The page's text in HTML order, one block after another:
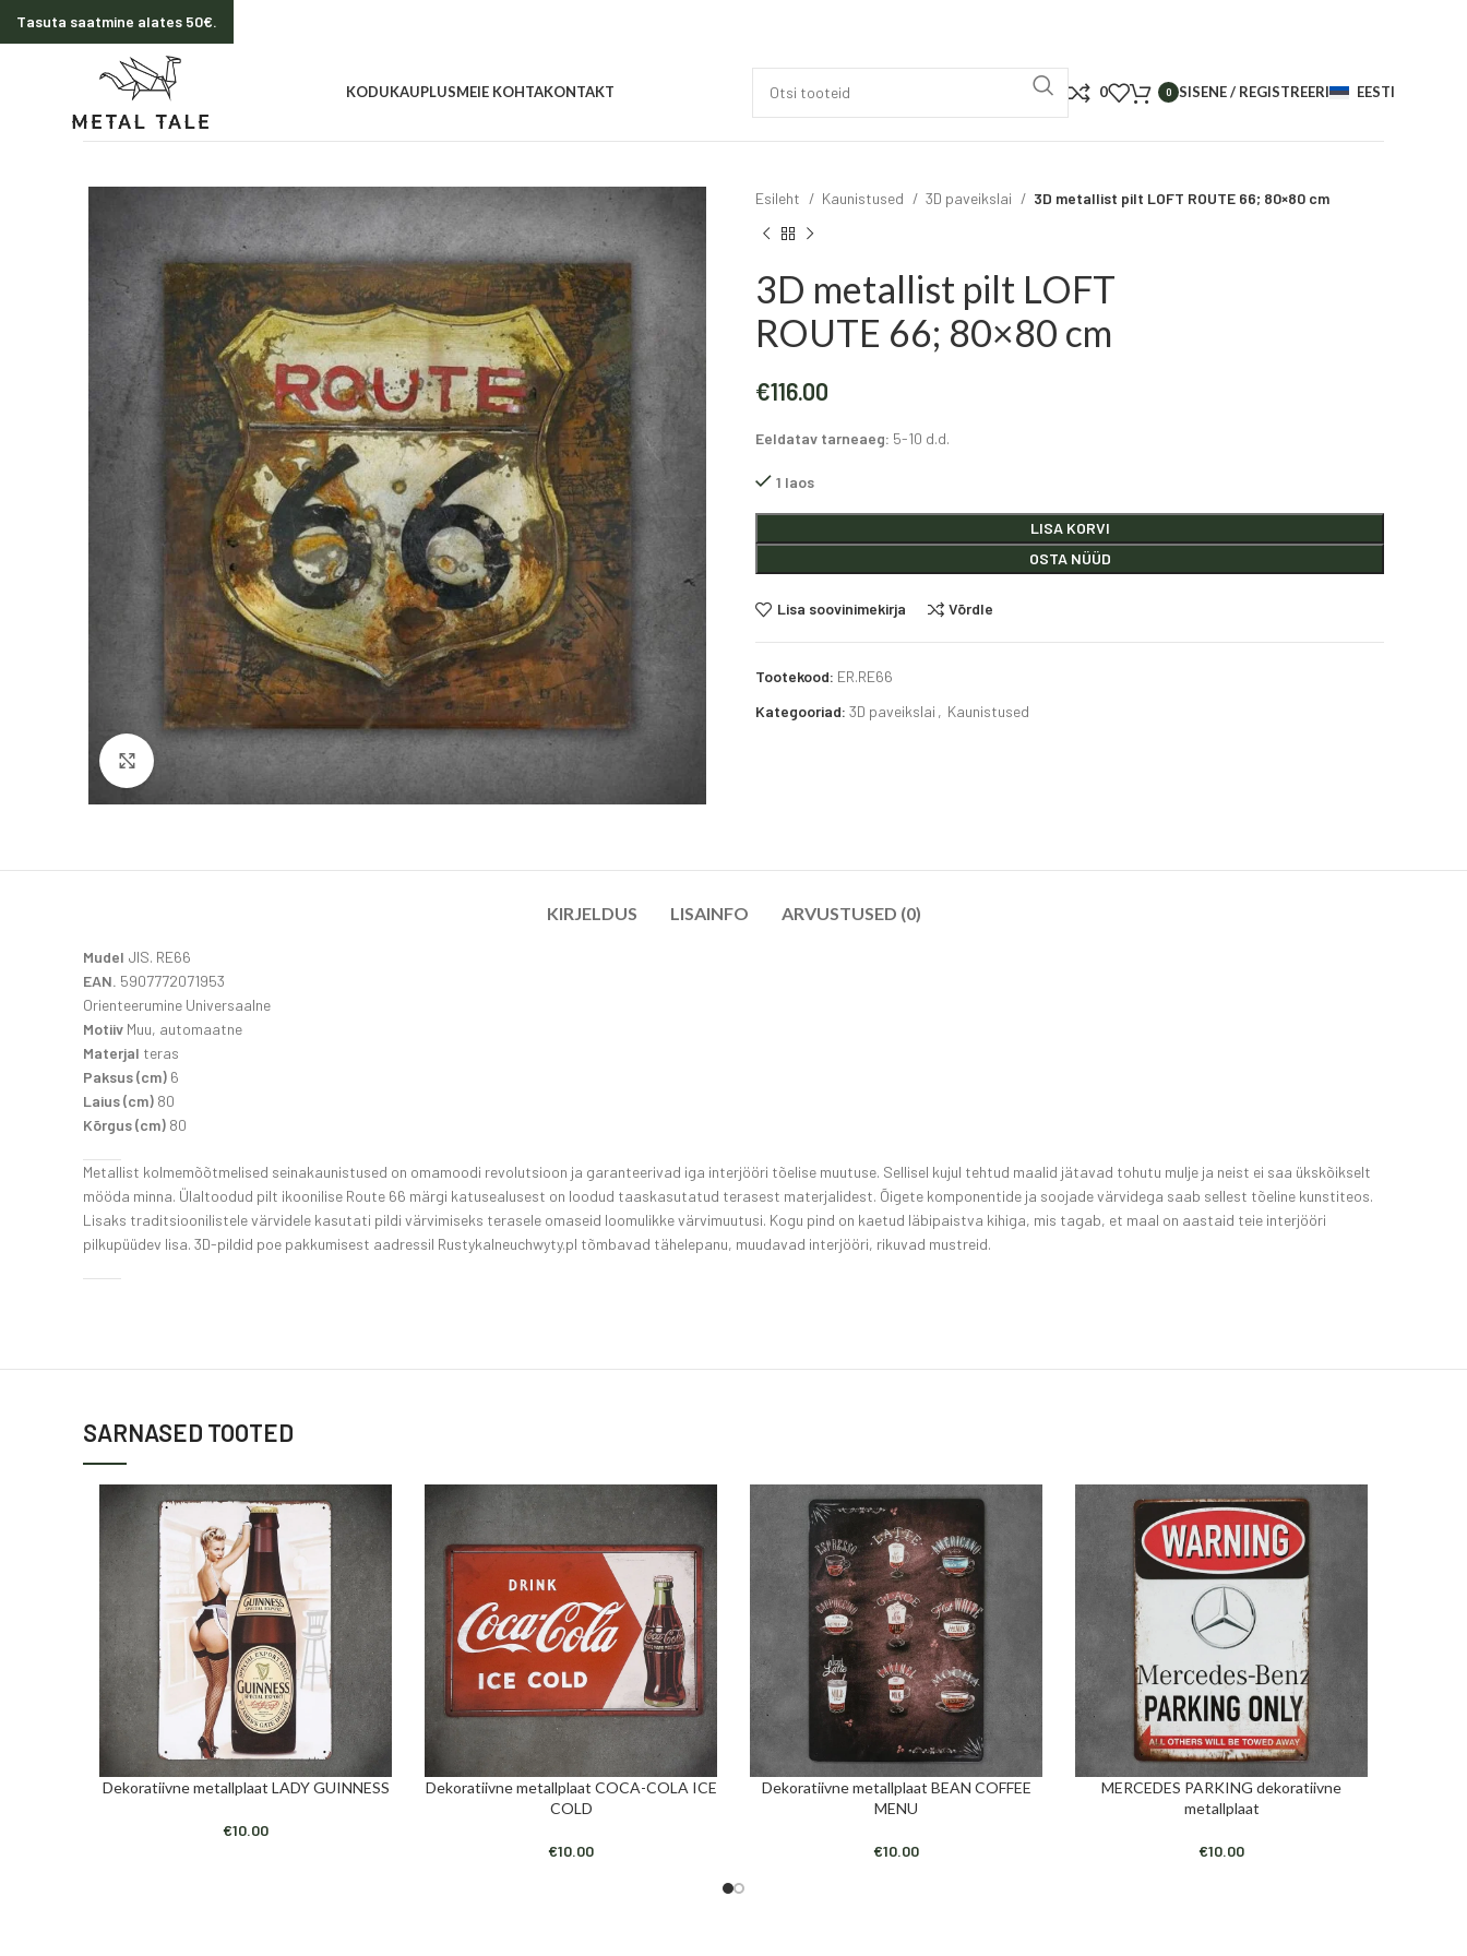
KODUKAUPLUSMEIE KOHTAKONTAKT 0 0 SISENE / REGISTREERI EESTI
Esileht Kaunistused 3D paveikslai 3D metallist pilt LOFT ROUTE 66; 80×80 cm
3D metallist pilt LOFT
ROUTE 66; 80×80 cm
€116.00
Eeldatav tarneaeg: 5-10 d.d.
1 laos
LISA KORVI
OSTA NÜÜD
Lisa soovinimekirja Võrdle
Tootekood: ER.RE66
Kategooriad: 3D paveikslai , Kaunistused
KIRJELDUS LISAINFO ARVUSTUSED (0)
Mudel JIS. RE66
EAN. 5907772071953
Orienteerumine Universaalne
Motiiv Muu, automaatne
Materjal teras
Paksus (cm) 6
Laius (cm) 80
Kõrgus (cm) 80
Metallist kolmemõõtmelised seinakaunistused on omamoodi revolutsioon ja garanteerivad iga interjööri tõelise muutuse. Sellisel kujul tehtud maalid jätavad tohutu mulje ja neist ei saa ükskõikselt
mööda minna. Ülaltoodud pilt ikoonilise Route 66 märgi katusealusest on loodud taaskasutatud terasest materjalidest. Õigete komponentide ja soojade värvidega saab sellest tõeline kunstiteos.
Lisaks traditsioonilistele värvidele kasutati pildi värvimiseks terasele omaseid loomulikke värvimuutusi. Kogu pind on kaetud läbipaistva kihiga, mis tagab, et maal on aastaid teie interjööri
pilkupüüdev lisa. 3D-pildid poe pakkumisest aadressil Rustykalneuchwyty.pl tõmbavad tähelepanu, muudavad interjööri, rikuvad mustreid.
SARNASED TOOTED
LISA KORVI
Dekoratiivne metallplaat LADY GUINNESS
€10.00
LISA KORVI
Dekoratiivne metallplaat COCA-COLA ICE
COLD
€10.00
LISA KORVI
Dekoratiivne metallplaat BEAN COFFEE
MENU
€10.00
LISA KORVI
MERCEDES PARKING dekoratiivne
metallplaat
€10.00
Tasuta saatmine alates 50€.